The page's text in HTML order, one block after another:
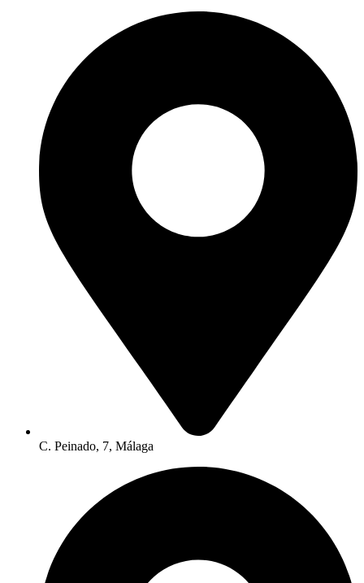
C. Peinado, 7, Málaga